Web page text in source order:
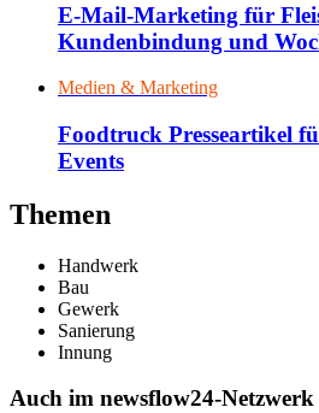
E-Mail-Marketing für
Kundenbindung und
Medien & Marketing
Foodtruck Presseartikel
Events
Themen
Handwerk
Bau
Gewerk
Sanierung
Innung
Auch im newsflow24-Netzwerk